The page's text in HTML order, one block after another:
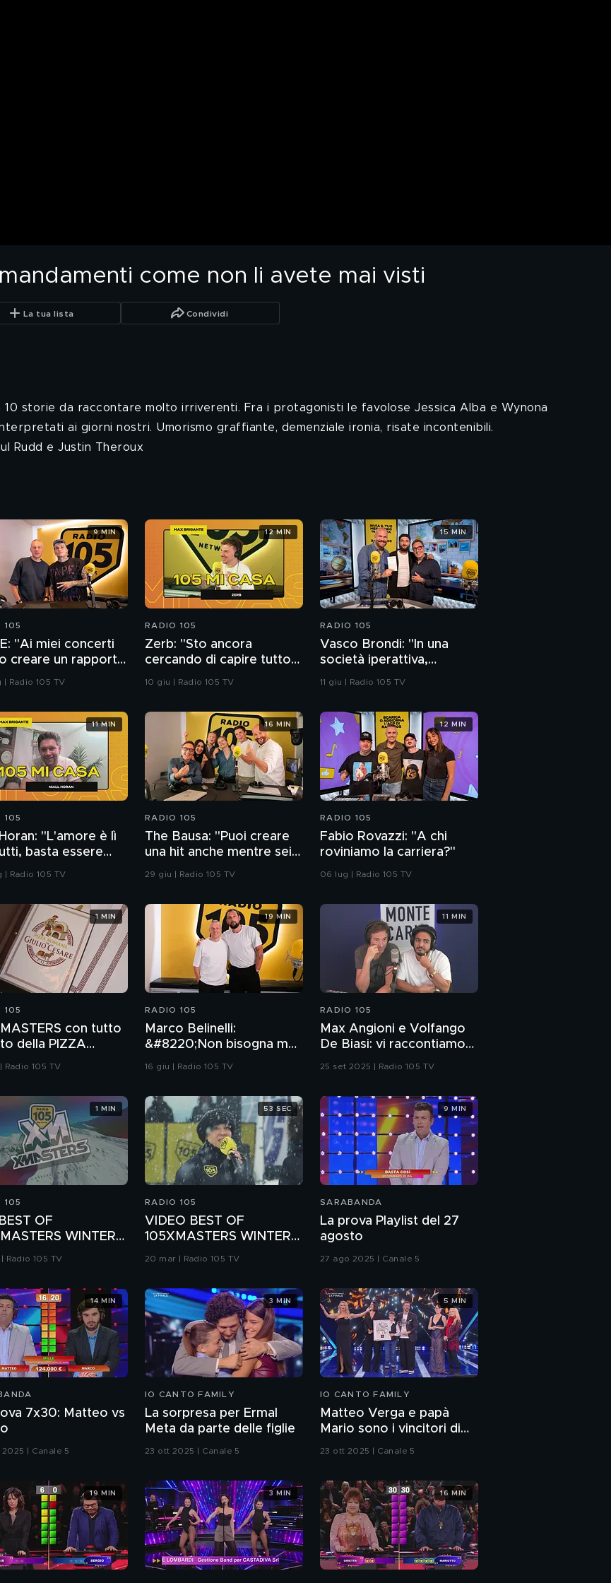
come non li avete mai visti
La tua lista Condividi
10 storie da raccontare molto irriverenti. Fra i protagonisti le favolose Jessica Alba e Wynona
ai giorni nostri. Umorismo graffiante, demenziale ironia, risate incontenibili.
Rudd e Justin Theroux
105
"Ai miei concerti
creare un rapporto
con il pubblico"
| Radio 105 TV
9 MIN
RADIO 105
Zerb: "Sto ancora
cercando di capire tutto
quello che mi è successo
10 giu | Radio 105 TV
12 MIN
RADIO 105
Vasco Brondi: "In una
società iperattiva,
fermarsi e dire di no è la
11 giu | Radio 105 TV
15 MIN
105
"L'amore è lì
basta essere
a trovarlo"
| Radio 105 TV
11 MIN
RADIO 105
The Bausa: "Puoi creare
una hit anche mentre sei
in macchina"
29 giu | Radio 105 TV
16 MIN
RADIO 105
Fabio Rovazzi: "A chi
roviniamo la carriera?"
06 lug | Radio 105 TV
12 MIN
105
con tutto
della PIZZA
DA GIULIO
Radio 105 TV
1 MIN
RADIO 105
Marco Belinelli:
&#8220;Non bisogna mai
mollare e continuare a
16 giu | Radio 105 TV
19 MIN
RADIO 105
Max Angioni e Volfango
De Biasi: vi raccontiamo
Esprimi un desiderio
25 set 2025 | Radio 105 TV
11 MIN
105
OF
WINTER
2026
Radio 105 TV
1 MIN
RADIO 105
VIDEO BEST OF
105XMASTERS WINTER
TOUR 2026 | Courmayeur
20 mar | Radio 105 TV
53 SEC
SARABANDA
La prova Playlist del 27
agosto
27 ago 2025 | Canale 5
9 MIN
7x30: Matteo vs
2025 | Canale 5
14 MIN
IO CANTO FAMILY
La sorpresa per Ermal
Meta da parte delle figlie
23 ott 2025 | Canale 5
3 MIN
IO CANTO FAMILY
Matteo Verga e papà
Mario sono i vincitori di
"Io Canto Family 2025"
23 ott 2025 | Canale 5
5 MIN
19 MIN 3 MIN 16 MIN